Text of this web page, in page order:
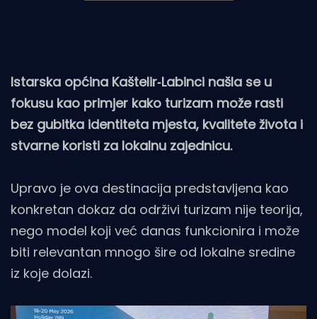
Istarska općina Kaštelir‑Labinci našla se u
fokusu kao primjer kako turizam može rasti
bez gubitka identiteta mjesta, kvalitete života i
stvarne koristi za lokalnu zajednicu.
Upravo je ova destinacija predstavljena kao
konkretan dokaz da održivi turizam nije teorija,
nego model koji već danas funkcionira i može
biti relevantan mnogo šire od lokalne sredine
iz koje dolazi.